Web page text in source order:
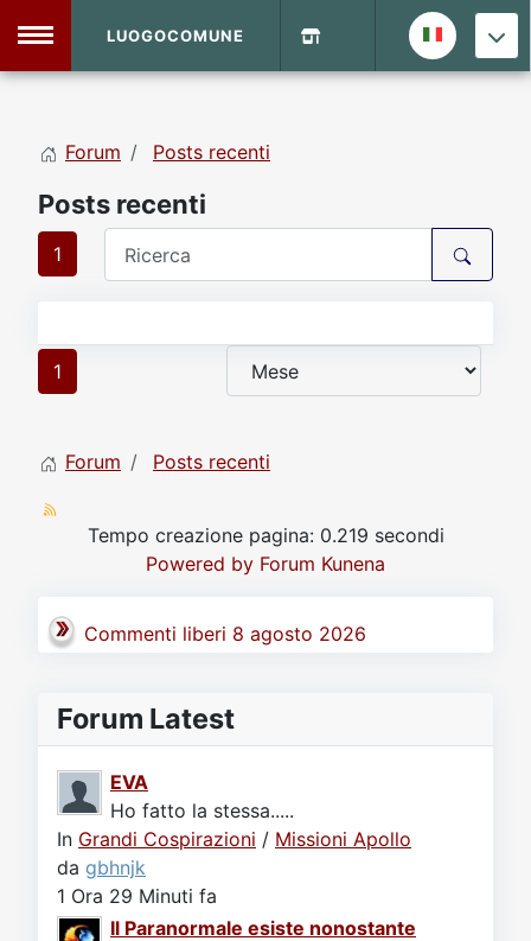
DVD Shop
Sito
Vecchio Sito
LUOGOCOMUNE
Forum Posts recenti
Posts recenti
1
1
Forum Posts recenti
Tempo creazione pagina: 0.219 secondi
Powered by Forum Kunena
Commenti liberi 8 agosto 2026
Forum Latest
EVA
Ho fatto la stessa.....
In Grandi Cospirazioni / Missioni Apollo
da gbhnjk
1 Ora 29 Minuti fa
Il Paranormale esiste nonostante